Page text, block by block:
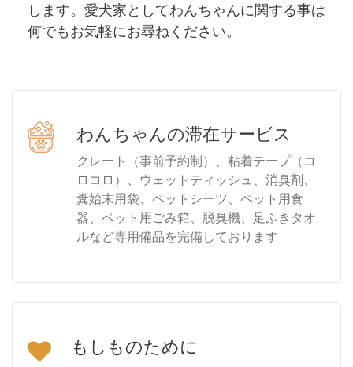
します。愛犬家としてわんちゃんに関する事は
何でもお気軽にお尋ねください。
わんちゃんの滞在サービス
クレート（事前予約制）、粘着テープ（コ
ロコロ）、ウェットティッシュ、消臭剤、
糞始末用袋、ペットシーツ、ペット用食
器、ペット用ごみ箱、脱臭機、足ふきタオ
ルなど専用備品を完備しております
もしものために